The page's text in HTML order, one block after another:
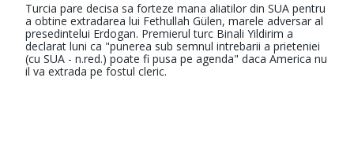
Turcia pare decisa sa forteze mana aliatilor din SUA pentru
a obtine extradarea lui Fethullah Gülen, marele adversar al
presedintelui Erdogan. Premierul turc Binali Yildirim a
declarat luni ca "punerea sub semnul intrebarii a prieteniei
(cu SUA - n.red.) poate fi pusa pe agenda" daca America nu
il va extrada pe fostul cleric.